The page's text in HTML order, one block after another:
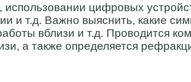
цифровых
и т.д. Важно выяснить, какие
вблизи и т.д. Проводится
а также определяется